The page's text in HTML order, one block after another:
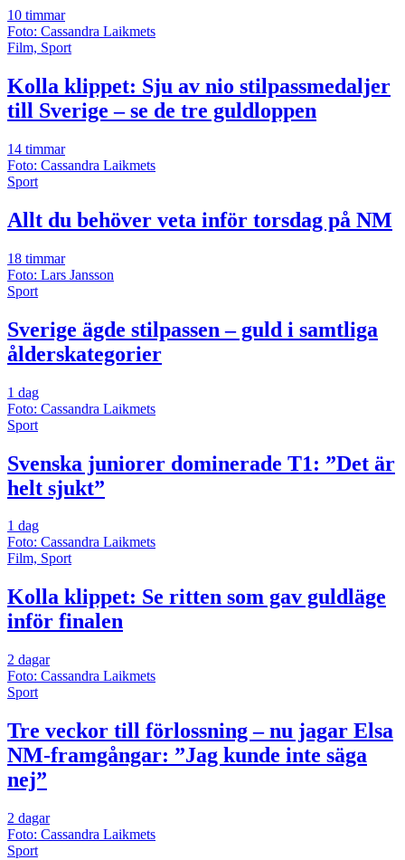
10 timmar
Foto: Cassandra Laikmets
Film, Sport
Kolla klippet: Sju av nio stilpassmedaljer
till Sverige – se de tre guldloppen
14 timmar
Foto: Cassandra Laikmets
Sport
Allt du behöver veta inför torsdag på NM
18 timmar
Foto: Lars Jansson
Sport
Sverige ägde stilpassen – guld i samtliga
ålderskategorier
1 dag
Foto: Cassandra Laikmets
Sport
Svenska juniorer dominerade T1: ”Det är
helt sjukt”
1 dag
Foto: Cassandra Laikmets
Film, Sport
Kolla klippet: Se ritten som gav guldläge
inför finalen
2 dagar
Foto: Cassandra Laikmets
Sport
Tre veckor till förlossning – nu jagar Elsa
NM-framgångar: ”Jag kunde inte säga
nej”
2 dagar
Foto: Cassandra Laikmets
Sport